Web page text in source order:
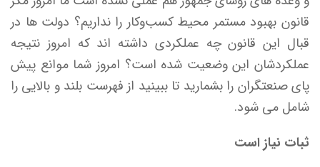
قانون بهبود مستمر محیط کسب‌وکار را نداریم؟ دولت ها در
قبال این قانون چه عملکردی داشته اند که امروز نتیجه
عملکردشان این وضعیت شده است؟ امروز شما موانع پیش
پای صنعتگران را بشمارید تا ببینید از فهرست بلند و بالایی را
شامل می شود.
ثبات نیاز است